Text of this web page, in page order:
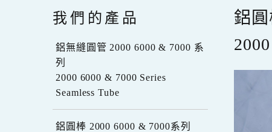
我們的產品
鋁無縫圓管 2000 6000 & 7000 系
列
2000 6000 & 7000 Series
Seamless Tube
鋁圓棒 2000 6000 & 7000系列
鋁圓